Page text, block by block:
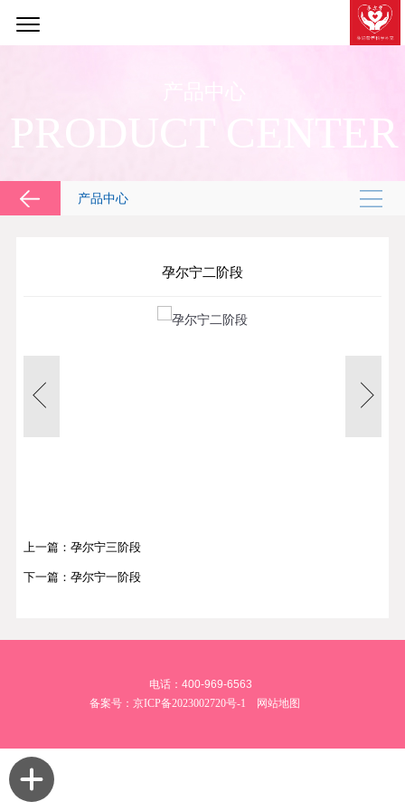
产品中心
PRODUCT CENTER
产品中心
孕尔宁二阶段
上一篇：孕尔宁三阶段
下一篇：孕尔宁一阶段
电话：400-969-6563
备案号：京ICP备2023002720号-1 网站地图